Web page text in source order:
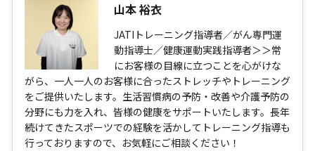
山本 裕衣
JATIトレーニング指導者／がん専門運
動指導士／健康運動実践指導者＞＞常
にお客様の目線に立つことを心がけな
がら、一人一人のお客様に合ったストレッチやトレーニング
をご提供いたします。生活習慣病の予防・改善や介護予防の
分野にも力を入れ、皆様の健康をサポートいたします。長年
続けてきたスポーツでの経験を活かしてトレーニング指導も
行っておりますので、お気軽にご相談ください！